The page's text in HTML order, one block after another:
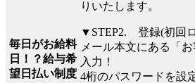
毎日がお給料
日！？給与希
望日払い制度
りいたします。
▼STEP2. 登録(初回
メール本文にある「
入力！
4桁のパスワードを設